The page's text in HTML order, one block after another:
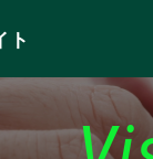
ト